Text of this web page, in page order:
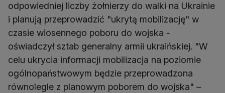
odpowiedniej liczby żołnierzy do walki na Ukrainie
i planują przeprowadzić "ukrytą mobilizację" w
czasie wiosennego poboru do wojska -
oświadczył sztab generalny armii ukraińskiej. "W
celu ukrycia informacji mobilizacja na poziomie
ogólnopaństwowym będzie przeprowadzona
równolegle z planowym poborem do wojska" –